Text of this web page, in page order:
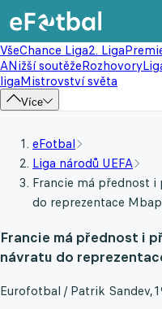
VšeChance Liga2. Liga
ANižší soutěžeRozhovory
ligaMistrovství světa
Více
eFotbal
Liga národů UEFA
Francie má přednost
do reprezentace
Francie má přednost i
návratu do
Eurofotbal / Patrik Sandev,